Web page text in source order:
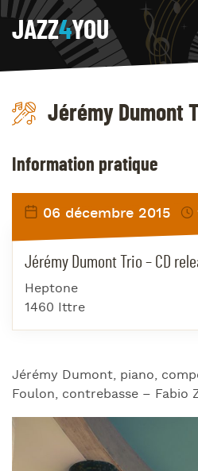
JAZZ4YOU
Jérémy Dumont
Jérémy Dumont, piano,
Foulon, contrebasse – Fabio
Information pratique
06 décembre 2015
Jérémy Dumont Trio – CD
Heptone
1460 Ittre